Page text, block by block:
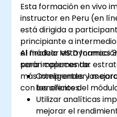
Esta formación en vivo
instructor en Peru (en
está dirigida a
principiante a
el módulo MS Dynamics
para implementar
más inteligentes y
con los clientes.
Al finalizar esta
serán capaces de:
Comprender las
beneficios del
Utilizar analíticas
mejorar el